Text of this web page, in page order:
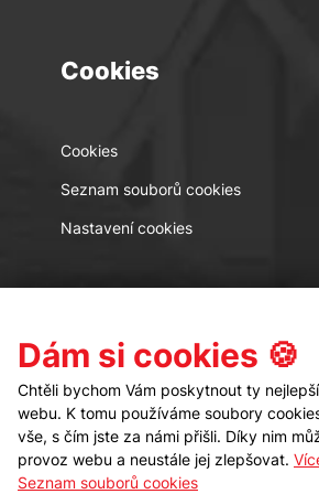
Cookies
Cookies
Seznam souborů cookies
Nastavení cookies
Kontakt
Dám si cookies 🍪
Chtěli bychom Vám poskytnout ty
webu. K tomu používáme soubory
vše, s čím jste za námi přišli. Díky nim
provoz webu a neustále jej zlepšovat.
Seznam souborů cookies